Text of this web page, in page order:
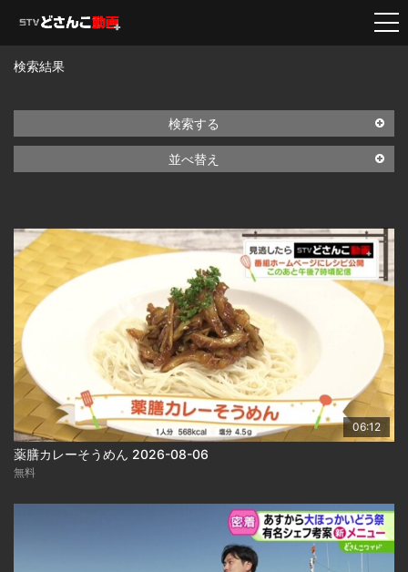
検索結果
検索する
並べ替え
06:12
薬膳カレーそうめん 2026-08-06
無料